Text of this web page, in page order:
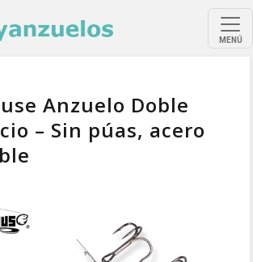
MENÚ
Anzuelo Doble
– Sin púas, acero